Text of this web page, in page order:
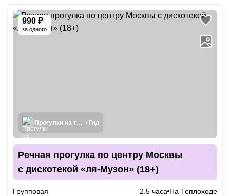
990 ₽
за одного
Прогулки на теплоходах / Гид
Речная прогулка по центру Москвы
с дискотекой «ля-Музон» (18+)
Групповая 2.5 часа На Теплоходе